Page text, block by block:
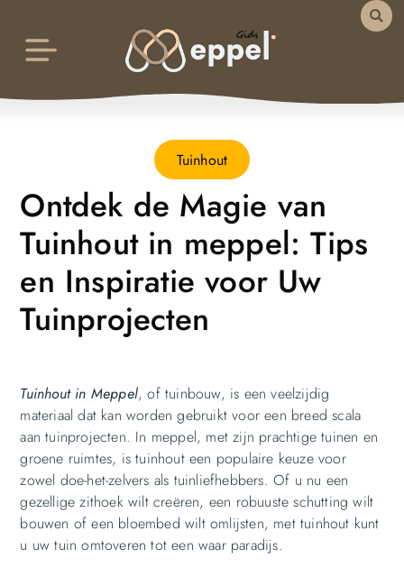
Tuinhout
Ontdek de Magie van
Tuinhout in meppel: Tips
en Inspiratie voor Uw
Tuinprojecten
Tuinhout in Meppel, of tuinbouw, is een veelzijdig
materiaal dat kan worden gebruikt voor een breed scala
aan tuinprojecten. In meppel, met zijn prachtige tuinen en
groene ruimtes, is tuinhout een populaire keuze voor
zowel doe-het-zelvers als tuinliefhebbers. Of u nu een
gezellige zithoek wilt creëren, een robuuste schutting wilt
bouwen of een bloembed wilt omlijsten, met tuinhout kunt
u uw tuin omtoveren tot een waar paradijs.